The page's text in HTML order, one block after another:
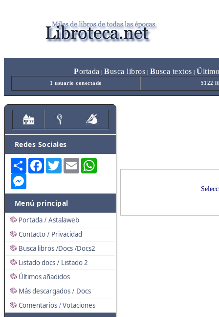
Portada Busca libros Busca textos Ú
1 usuario conectado 5122
Redes Sociales
Share FacebookTwitterEmail
Menú principal
Portada / Astalaweb
Contacto / Privacidad
Busca libros /Docs /Docs2
Listado docs / Listado 2
Últimos añadidos
Más descargados / Docs
Comentarios / Votaciones